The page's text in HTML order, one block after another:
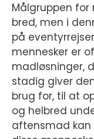
Målgruppen
bred, men i
på
mennesker er
madløsninger,
stadig giver
brug for, til at
og helbred
aftensmad